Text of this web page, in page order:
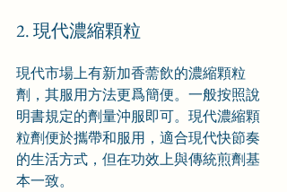
2. 現代濃縮顆粒
現代市場上有新加香薷飲的濃縮顆粒
劑，其服用方法更爲簡便。一般按照說
明書規定的劑量沖服即可。現代濃縮顆
粒劑便於攜帶和服用，適合現代快節奏
的生活方式，但在功效上與傳統煎劑基
本一致。